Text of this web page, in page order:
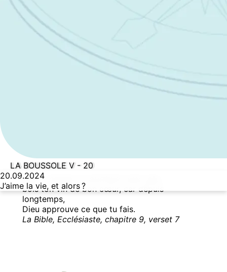
LA BOUSSOLE V - 20
20.09.2024
J’aime la vie, et alors ?
Alors, mange ta nourriture avec joie,
bois ton vin de bon cœur, car depuis
longtemps,
Dieu approuve ce que tu fais.
La Bible, Ecclésiaste, chapitre 9, verset 7